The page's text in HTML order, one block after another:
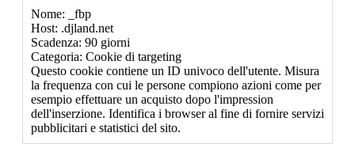
Nome: _fbp
Host: .djland.net
Scadenza: 90 giorni
Categoria: Cookie di targeting
Questo cookie contiene un ID univoco dell'utente. Misura
la frequenza con cui le persone compiono azioni come per
esempio effettuare un acquisto dopo l'impression
dell'inserzione. Identifica i browser al fine di fornire servizi
pubblicitari e statistici del sito.